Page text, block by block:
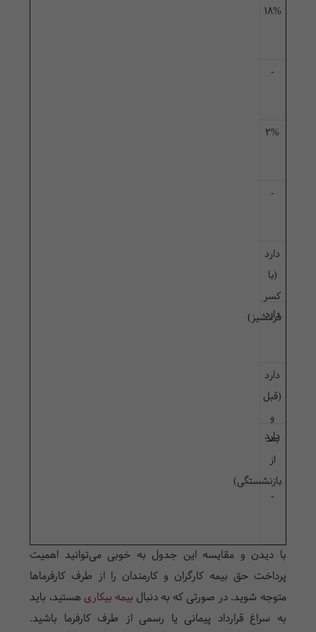
18%
-
2%
-
دارد
(با
کسر
فرانشیز)
دارد
دارد
(قبل
و
بعد
از
بازنشستگی)
دارد
-
با دیدن و مقایسه این جدول به خوبی می‌توانید اهمیت
پرداخت حق بیمه کارگران و کارمندان را از طرف کارفرما‌ها
متوجه شوید. در صورتی که به دنبال بیمه بیکاری هستید، باید
به سراغ قرارداد پیمانی یا رسمی از طرف کارفرما باشید.